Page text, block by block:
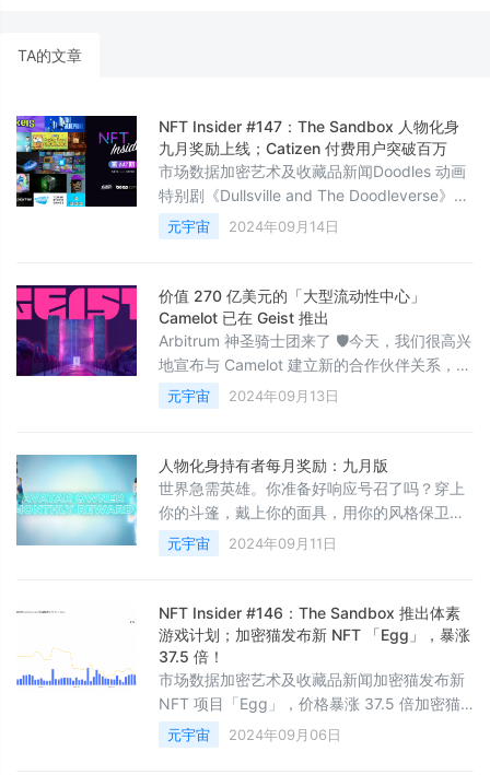
TA的文章
NFT Insider #147：The Sandbox 人物化身
九月奖励上线；Catizen 付费用户突破百万
市场数据加密艺术及收藏品新闻Doodles 动画
特别剧《Dullsville and The Doodleverse》在
多伦多国际电影节首映Doodles 最近在多伦多
国际电影节（TIFF）首映了其动画特别剧
品牌的一个重要里程碑。首映礼在具有历史意
义的多伦多证券交易所举行，吸引了包括
Pharrell Williams 和 C
元宇宙 2024年09月14日
价值 270 亿美元的「大型流动性中心」
Camelot 已在 Geist 推出
Arbitrum 神圣骑士团来了 🛡️今天，我们很高兴
地宣布与 Camelot 建立新的合作伙伴关系，
Camelot 是 Orbital Liquidity Network 的创建
者，也是 Arbitrum 上最大的 DEX。此次合作
性提供驱动力，从而为游戏和 dapp 的生态系
统提供去中心化的价值交换。凭借超过 270 亿
美元的交易量和 75
元宇宙 2024年09月13日
人物化身持有者每月奖励：九月版
世界急需英雄。你准备好响应号召了吗？穿上
你的斗篷，戴上你的面具，用你的风格保卫
The Sandbox 的街道吧！本月为人物化身持有
者准备的独家奖励是 The Sandbox 超级套
人物化身持有者发送这份礼物，其中包括：来
自官方 The Sandbox 系列的人物化身持有者
来自桥接系列的人物化身持有者立即领取全套
套装，开始拯救 The Sandbox！*注：
元宇宙 2024年09月11日
NFT Insider #146：The Sandbox 推出体素
游戏计划；加密猫发布新 NFT 「Egg」，暴涨
37.5 倍！
市场数据加密艺术及收藏品新闻加密猫发布新
NFT 项目「Egg」，价格暴涨 37.5 倍加密猫
（CryptoKitties）在 8 月 31 日通过推文预告
了其新的 NFT 项目「Egg」，并于 9 月 1 日
元宇宙 2024年09月06日